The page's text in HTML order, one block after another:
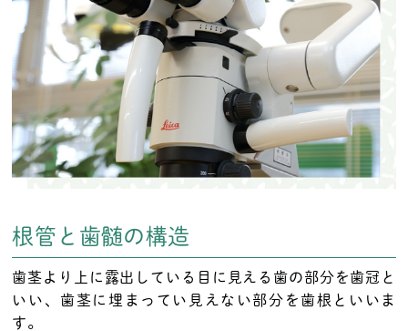
根管と歯髄の構造
歯茎より上に露出している目に見える歯の部分を歯冠と
いい、歯茎に埋まってい見えない部分を歯根といいま
す。